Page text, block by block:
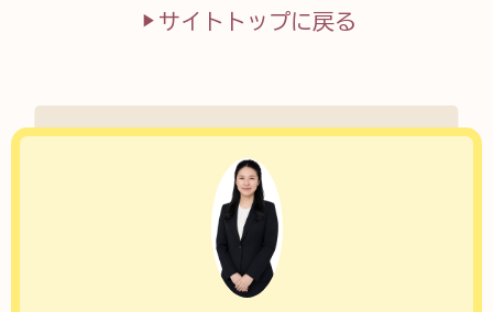
サイトトップに戻る